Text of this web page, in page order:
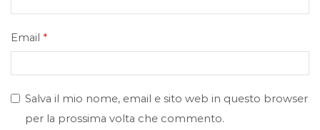
Email *
Salva il mio nome, email e sito web in questo browser
per la prossima volta che commento.